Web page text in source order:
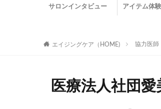
ナール
ナール
サロンインタビュー アイテム体
エイジングケア（HOME) 協力医師
医療法人社団